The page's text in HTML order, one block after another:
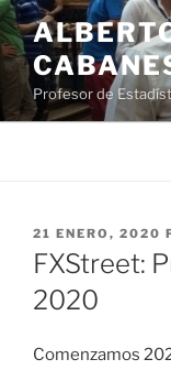
Saltar
al
contenido
Profesor de
PUBLICADO
EL
21 ENERO, 2020
FXStreet:
2020
Comenzamos